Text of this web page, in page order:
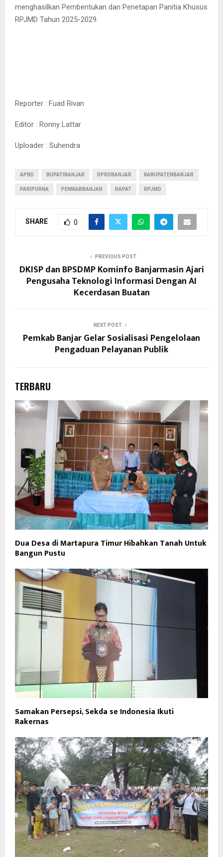
menghasilkan Pembentukan dan Penetapan Panitia Khusus
RPJMD Tahun 2025-2029.
Reporter : Fuad Rivan
Editor : Ronny Lattar
Uploader : Suhendra
APBD BUPATIBANJAR DPRDBANJAR KABUPATENBANJAR
PARIPURNA PEMKABBANJAR RAPAT RPJMD
SHARE 0
PREVIOUS POST
DKISP dan BPSDMP Kominfo Banjarmasin Ajari
Pengusaha Teknologi Informasi Dengan AI
Kecerdasan Buatan
NEXT POST
Pemkab Banjar Gelar Sosialisasi Pengelolaan
Pengaduan Pelayanan Publik
TERBARU
Dua Desa di Martapura Timur Hibahkan Tanah Untuk
Bangun Pustu
Samakan Persepsi, Sekda se Indonesia Ikuti
Rakernas